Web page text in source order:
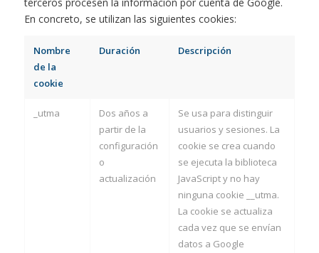
En concreto, se utilizan las siguientes cookies:
Nombre
de la
cookie
Duración Descripción
_utma
Dos años a
partir de la
configuración
o
actualización
Se usa para distinguir
usuarios y sesiones. La
cookie se crea cuando
se ejecuta la biblioteca
JavaScript y no hay
ninguna cookie __utma.
La cookie se actualiza
cada vez que se envían
datos a Google